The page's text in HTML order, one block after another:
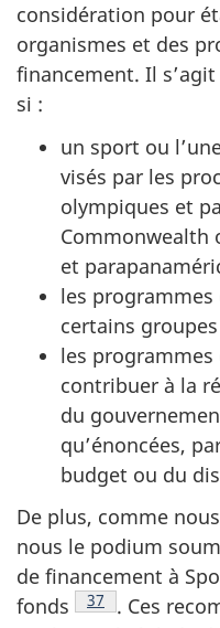
considération pour
organismes et des
financement. Il
si :
un sport ou
visés par les
olympiques et
Commonwealth
et
les
certains
les
contribuer à la
du
qu’énoncées,
budget ou du
De plus, comme
nous le podium
de financement à
fonds
Note de bas de
37
. Ces